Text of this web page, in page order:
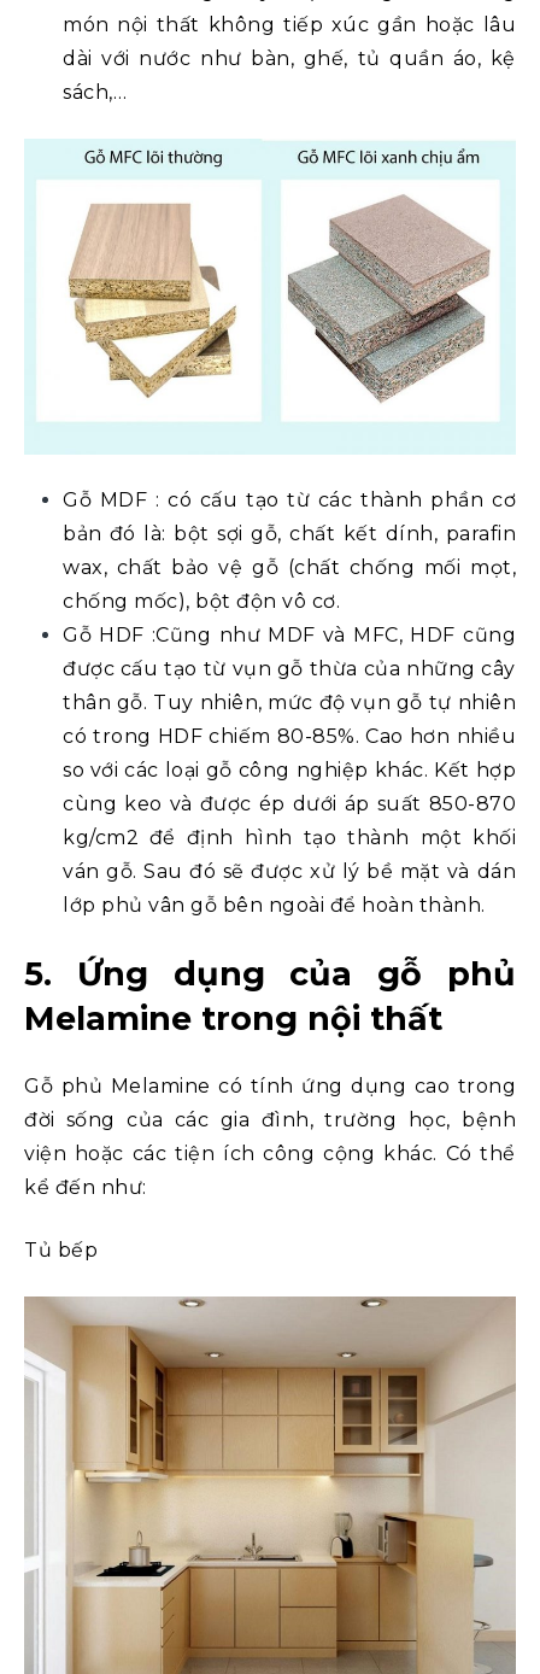
món nội thất không tiếp xúc gần hoặc lâu
dài với nước như bàn, ghế, tủ quần áo, kệ
sách,…
Gỗ MDF :có cấu tạo từ các thành phần cơ
bản đó là: bột sợi gỗ, chất kết dính, parafin
wax, chất bảo vệ gỗ (chất chống mối mọt,
chống mốc), bột độn vô cơ.
Gỗ HDF :Cũng như MDF và MFC, HDF cũng
được cấu tạo từ vụn gỗ thừa của những cây
thân gỗ. Tuy nhiên, mức độ vụn gỗ tự nhiên
có trong HDF chiếm 80-85%. Cao hơn nhiều
so với các loại gỗ công nghiệp khác. Kết hợp
cùng keo và được ép dưới áp suất 850-870
kg/cm2 để định hình tạo thành một khối
ván gỗ. Sau đó sẽ được xử lý bề mặt và dán
lớp phủ vân gỗ bên ngoài để hoàn thành.
5. Ứng dụng của gỗ phủ
Melamine trong nội thất
Gỗ phủ Melamine có tính ứng dụng cao trong
đời sống của các gia đình, trường học, bệnh
viện hoặc các tiện ích công cộng khác. Có thể
kể đến như:
Tủ bếp